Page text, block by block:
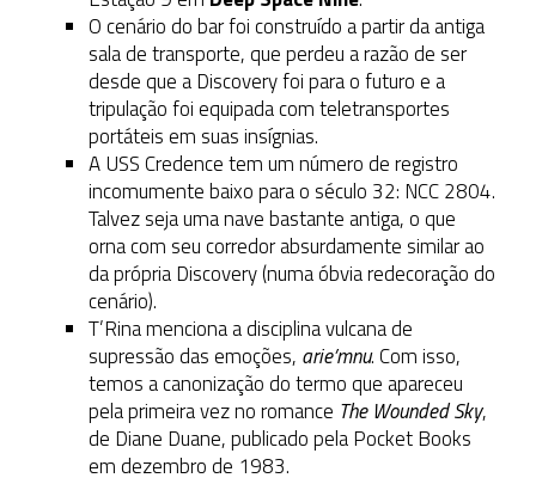
O cenário do bar foi construído a partir da antiga
sala de transporte, que perdeu a razão de ser
desde que a Discovery foi para o futuro e a
tripulação foi equipada com teletransportes
portáteis em suas insígnias.
A USS Credence tem um número de registro
incomumente baixo para o século 32: NCC 2804.
Talvez seja uma nave bastante antiga, o que
orna com seu corredor absurdamente similar ao
da própria Discovery (numa óbvia redecoração do
cenário).
T’Rina menciona a disciplina vulcana de
supressão das emoções, arie’mnu. Com isso,
temos a canonização do termo que apareceu
pela primeira vez no romance The Wounded Sky,
de Diane Duane, publicado pela Pocket Books
em dezembro de 1983.